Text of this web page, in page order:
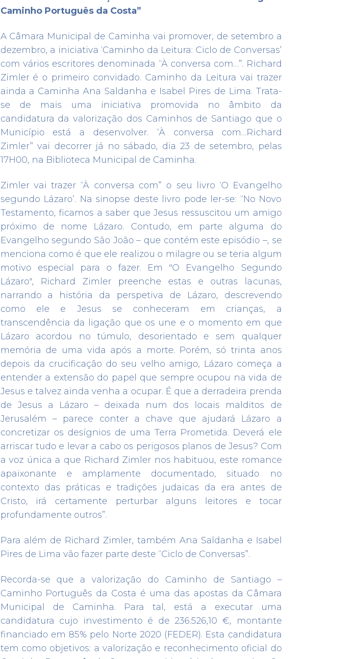
de Nossa Senhora das Verdades,
Porto
07 JUN 2019
PORTO
descoberta dos Caminhos de
Santiago no Porto
11 FEV 2019
VILA NOVA DE CERVEIRA
Concertos “Sons no Caminho” nas
Igrejas das Paróquias atravessadas
pelo Caminho Português da Costa
24 JAN 2019
 CARREGAR MAIS NOTÍCIAS[6/31]
Criar Roteiro Descarregar App Mobile Deixar Testemunho
Uma vez peregrino, peregrino para sempre...
A iniciativa O Caminho Conselhos
Peregrinos
Termos de Uso
Política de Privacidade Política de Cookies
FAQ’s
Caminho Português da Costa”
A Câmara Municipal de Caminha vai promover, de setembro a
dezembro, a iniciativa ‘Caminho da Leitura: Ciclo de Conversas’
com vários escritores denominada “À conversa com…”. Richard
Zimler é o primeiro convidado. Caminho da Leitura vai trazer
ainda a Caminha Ana Saldanha e Isabel Pires de Lima. Trata-
se de mais uma iniciativa promovida no âmbito da
candidatura da valorização dos Caminhos de Santiago que o
Município está a desenvolver. “À conversa com…Richard
Zimler” vai decorrer já no sábado, dia 23 de setembro, pelas
17H00, na Biblioteca Municipal de Caminha.
Zimler vai trazer “À conversa com” o seu livro ‘O Evangelho
segundo Lázaro’. Na sinopse deste livro pode ler-se: “No Novo
Testamento, ficamos a saber que Jesus ressuscitou um amigo
próximo de nome Lázaro. Contudo, em parte alguma do
Evangelho segundo São João – que contém este episódio –, se
menciona como é que ele realizou o milagre ou se teria algum
motivo especial para o fazer. Em "O Evangelho Segundo
Lázaro", Richard Zimler preenche estas e outras lacunas,
narrando a história da perspetiva de Lázaro, descrevendo
como ele e Jesus se conheceram em crianças, a
transcendência da ligação que os une e o momento em que
Lázaro acordou no túmulo, desorientado e sem qualquer
memória de uma vida após a morte. Porém, só trinta anos
depois da crucificação do seu velho amigo, Lázaro começa a
entender a extensão do papel que sempre ocupou na vida de
Jesus e talvez ainda venha a ocupar. É que a derradeira prenda
de Jesus a Lázaro – deixada num dos locais malditos de
Jerusalém – parece conter a chave que ajudará Lázaro a
concretizar os desígnios de uma Terra Prometida. Deverá ele
arriscar tudo e levar a cabo os perigosos planos de Jesus? Com
a voz única a que Richard Zimler nos habituou, este romance
apaixonante e amplamente documentado, situado no
contexto das práticas e tradições judaicas da era antes de
Cristo, irá certamente perturbar alguns leitores e tocar
profundamente outros”.
Para além de Richard Zimler, também Ana Saldanha e Isabel
Pires de Lima vão fazer parte deste “Ciclo de Conversas”.
Recorda-se que a valorização do Caminho de Santiago –
Caminho Português da Costa é uma das apostas da Câmara
Municipal de Caminha. Para tal, está a executar uma
candidatura cujo investimento é de 236.526,10 €, montante
financiado em 85% pelo Norte 2020 (FEDER). Esta candidatura
tem como objetivos: a valorização e reconhecimento oficial do